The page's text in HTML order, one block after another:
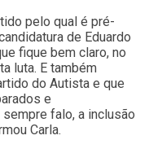
pelo qual é pré-
de Eduardo
fique bem claro, no
luta. E também
do Autista e que
e
falo, a inclusão
Carla.